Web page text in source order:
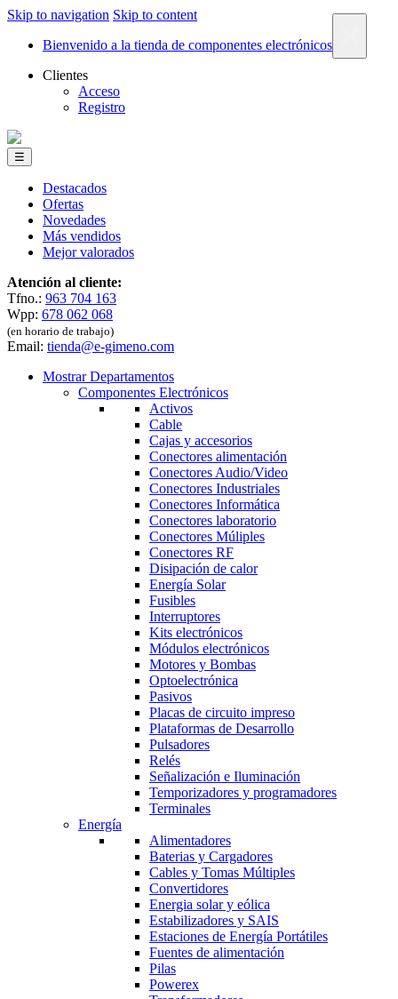
Skip to navigation Skip to content
Bienvenido a la tienda de componentes electrónicos
Clientes
Acceso
Registro
☰
Destacados
Ofertas
Novedades
Más vendidos
Mejor valorados
Atención al cliente:
Tfno.: 963 704 163
Wpp: 678 062 068
(en horario de trabajo)
Email: tienda@e-gimeno.com
Mostrar Departamentos
Componentes Electrónicos
Activos
Cable
Cajas y accesorios
Conectores alimentación
Conectores Audio/Video
Conectores Industriales
Conectores Informática
Conectores laboratorio
Conectores Múliples
Conectores RF
Disipación de calor
Energía Solar
Fusibles
Interruptores
Kits electrónicos
Módulos electrónicos
Motores y Bombas
Optoelectrónica
Pasivos
Placas de circuito impreso
Plataformas de Desarrollo
Pulsadores
Relés
Señalización e Iluminación
Temporizadores y programadores
Terminales
Energía
Alimentadores
Baterias y Cargadores
Cables y Tomas Múltiples
Convertidores
Energia solar y eólica
Estabilizadores y SAIS
Estaciones de Energía Portátiles
Fuentes de alimentación
Pilas
Powerex